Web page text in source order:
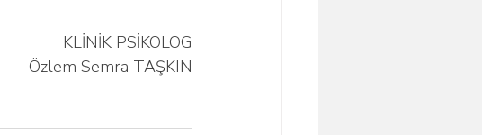
KLİNİK PSİKOLOG
Özlem Semra TAŞKIN